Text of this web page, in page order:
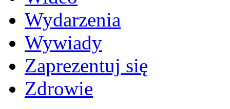
Wydarzenia
Wywiady
Zaprezentuj się
Zdrowie